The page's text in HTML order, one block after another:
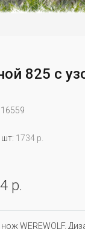
825 с
1734 р.
р.
WEREWOLF.